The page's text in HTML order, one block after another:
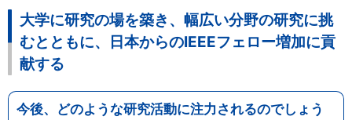
大学に研究の場を築き、幅広い分野の研究に挑
むとともに、日本からのIEEEフェロー増加に貢
献する
今後、どのような研究活動に注力されるのでしょう